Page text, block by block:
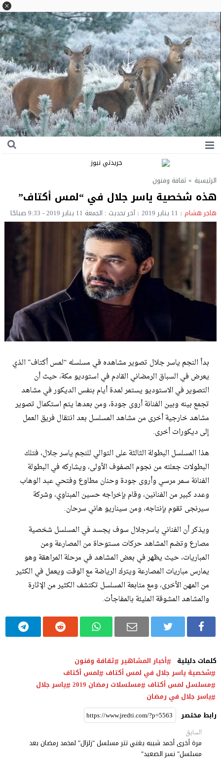
الرئيسية » ثقافة وفنون
هذه شخصية ياسر جلال في “لمس أكتاف”
هاجر هشام 11 يناير 2019 آخر تحديث : الجمعة 11 يناير 2019 - 9:33 صباحًا
بدأ النجم ياسر جلال تصوير مشاهده في مسلسله “لمس أكتاف” الذي
يعرض في السباق الرمضاني القادم في استوديو مكة، حيث أن
التصوير في الاستوديو يستمر لمدة أيام بنفس الديكور في مشاهد
تجمع بينه وبين الفنانة أروى جودة، ومن بعدها يتم استكمال تصوير
مشاهد خارجية أخرى من مشاهد المسلسل بعد انتقال فريق العمل
إلى ديكورات أخرى.
هذا المسلسل البطولة الثالثة على التوالي للنجم ياسر جلال، فتلك
البطولات جعلته من نجوم الصفوف الأولى، ويشاركه في البطولة
الفنانة سمر مرسي وأروى جودة وحنان مطاوع وفتحي عبد الوهاب
وعدد كبير من الفنانين، وقام بإخراجه حسين المبناوي، وشركة
سيرنجى تقوم بإنتاجه، ومن سيناريو هاني سرحان.
ويذكر أن الفناني ياسرجلال سوف يجسد في المسلسل شخصية
مصارع وتضم المشاهد حركات مستوحاة من المصارعة ومن
المباريات، حيث يظهر في بعض المشاهد في مرحلة المراهقة وهو
يمارس مباريات المصارعة ويترك الرياضة مع الوقت ويعمل في الكثير
من المهن الأخرى، ومع متابعة المسلسل تكتشف الكثير من الإثارة
والمشاهد المشوقة المليئة بالمفاجأت.
كلمات دليلية أخبار المشاهير ثقافة وفنون
شخصية ياسر جلال في لمس أكتاف لمس أكتاف
مسلسل لمس أكتاف مسلسلات رمضان 2019
ياسر جلال
ياسر جلال في رمضان
رابط مختصر
السابق
مرة أخرى أحمد شيبه يغني تتر مسلسل "زلزال" لمحمد رمضان بعد
مسلسل" نسر الصعيد"